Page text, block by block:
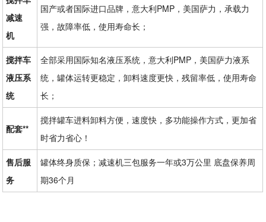
减速
机
国产或者国际进口品牌，意大利PMP，美国萨力，承载力
强，故障率低，使用寿命长；
搅拌车
液压系
统
全部采用国际知名液压系统，意大利PMP，美国萨力液系
统，罐体运转更稳定，卸料速度更快，残留率低，使用寿命
长；
配套**
搅拌罐车进料卸料方便，速度快，多功能操作方式，更加省
时省力省心！
售后服
务
罐体终身质保；减速机三包服务一年或3万公里 底盘保养周
期36个月